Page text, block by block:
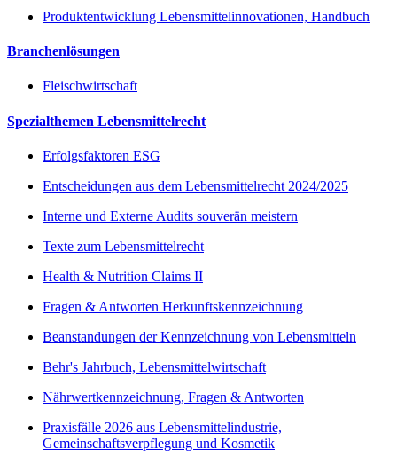
Produktentwicklung Lebensmittelinnovationen, Handbuch
Branchenlösungen
Fleischwirtschaft
Spezialthemen Lebensmittelrecht
Erfolgsfaktoren ESG
Entscheidungen aus dem Lebensmittelrecht 2024/2025
Interne und Externe Audits souverän meistern
Texte zum Lebensmittelrecht
Health & Nutrition Claims II
Fragen & Antworten Herkunftskennzeichnung
Beanstandungen der Kennzeichnung von Lebensmitteln
Behr's Jahrbuch, Lebensmittelwirtschaft
Nährwertkennzeichnung, Fragen & Antworten
Praxisfälle 2026 aus Lebensmittelindustrie,
Gemeinschaftsverpflegung und Kosmetik